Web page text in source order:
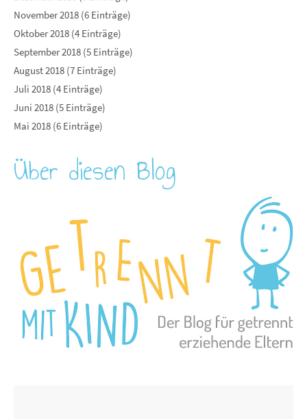
November 2018 (6 Einträge)
Oktober 2018 (4 Einträge)
September 2018 (5 Einträge)
August 2018 (7 Einträge)
Juli 2018 (4 Einträge)
Juni 2018 (5 Einträge)
Mai 2018 (6 Einträge)
Über diesen Blog